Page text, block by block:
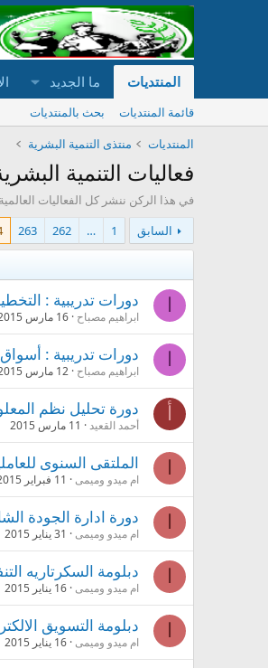
المنتديات ما الجديد
قائمة المنتديات
بحث بالمنتديات
المنتديات
منتذى التنمية البشرية
فعاليات التنمية
في هذا الركن ننشر كل الفعاليات
السابق
1
…
262
263
ا دورات تدريبية :
ابراهيم مصباح 16 مارس 2015
ا دورات تدريبية :
ابراهيم مصباح 12 مارس 2015
أ دورة تحليل نظم
أحمد القعيد 11 مارس 2015
ا الملتقى السنوى
ام ميدو وميمى 11 فبراير 2015
ا دورة ادارة الجودة
ام ميدو وميمى 31 يناير 2015
ا دبلومة السكرتاريه
ام ميدو وميمى 16 يناير 2015
ا دبلومة التسويق
ام ميدو وميمى 16 يناير 2015